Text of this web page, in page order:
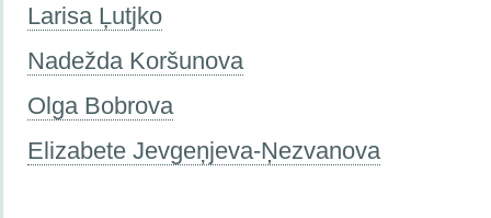
Larisa Ļutjko
Nadežda Koršunova
Olga Bobrova
Elizabete Jevgeņjeva-Ņezvanova